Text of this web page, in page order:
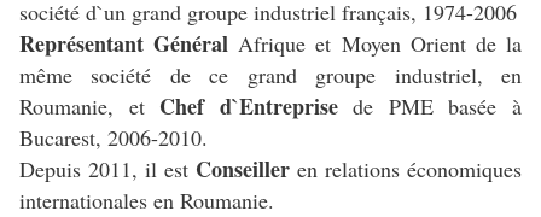
société d`un grand groupe industriel français, 1974-2006
Représentant GénéralAfrique et Moyen Orient de la
même société de ce grand groupe industriel, en
Roumanie, et Chef d`Entreprisede PME basée à
Bucarest, 2006-2010.
Depuis 2011, il est Conseiller en relations économiques
internationales en Roumanie.